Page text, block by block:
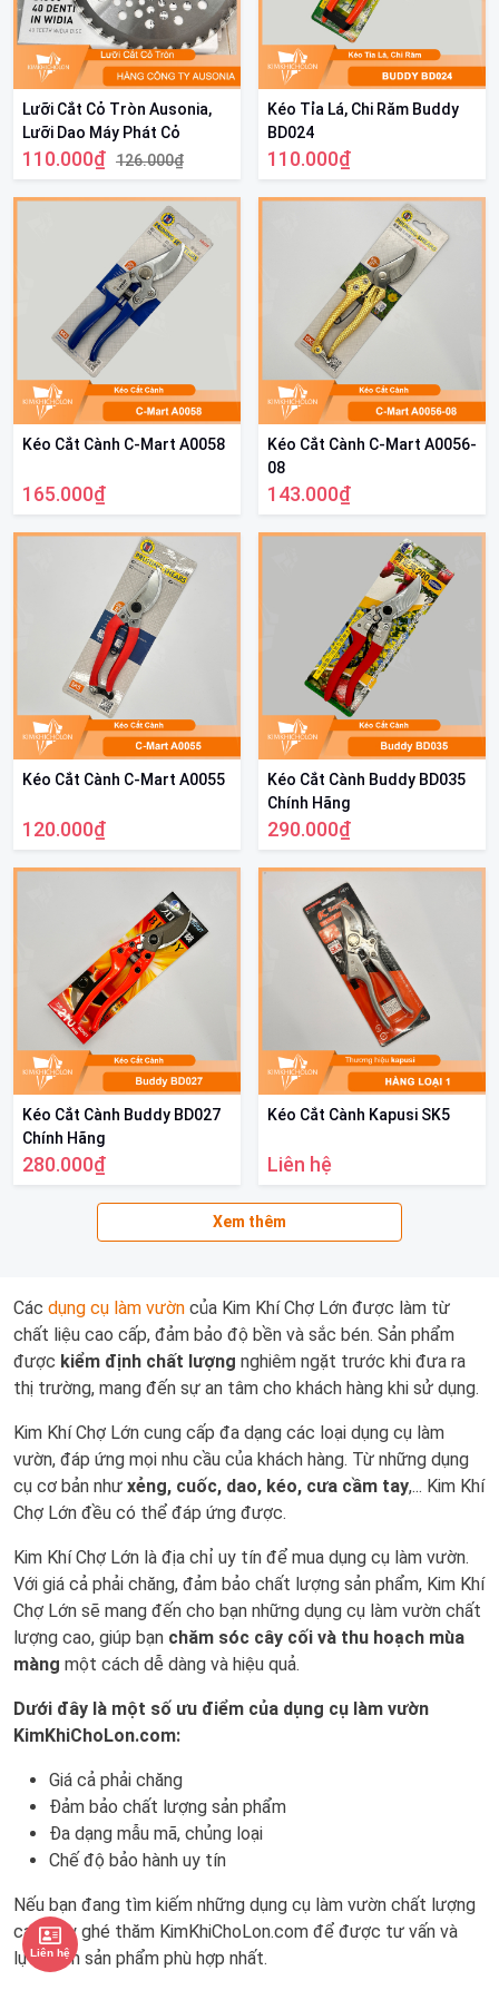
Lưỡi Cắt Cỏ Tròn Ausonia,
Lưỡi Dao Máy Phát Cỏ
110.000₫ 126.000₫
Kéo Tỉa Lá, Chi Răm Buddy
BD024
110.000₫
Kéo Cắt Cành C-Mart A0058
165.000₫
Kéo Cắt Cành C-Mart A0056-
08
143.000₫
Kéo Cắt Cành C-Mart A0055
120.000₫
Kéo Cắt Cành Buddy BD035
Chính Hãng
290.000₫
Kéo Cắt Cành Buddy BD027
Chính Hãng
280.000₫
Kéo Cắt Cành Kapusi SK5
Liên hệ
Xem thêm
Các dụng cụ làm vườn của Kim Khí Chợ Lớn được làm từ
chất liệu cao cấp, đảm bảo độ bền và sắc bén. Sản phẩm
được kiểm định chất lượng nghiêm ngặt trước khi đưa ra
thị trường, mang đến sự an tâm cho khách hàng khi sử dụng.
Kim Khí Chợ Lớn cung cấp đa dạng các loại dụng cụ làm
vườn, đáp ứng mọi nhu cầu của khách hàng. Từ những dụng
cụ cơ bản như xẻng, cuốc, dao, kéo, cưa cầm tay,... Kim Khí
Chợ Lớn đều có thể đáp ứng được.
Kim Khí Chợ Lớn là địa chỉ uy tín để mua dụng cụ làm vườn.
Với giá cả phải chăng, đảm bảo chất lượng sản phẩm, Kim Khí
Chợ Lớn sẽ mang đến cho bạn những dụng cụ làm vườn chất
lượng cao, giúp bạn chăm sóc cây cối và thu hoạch mùa
màng một cách dễ dàng và hiệu quả.
Dưới đây là một số ưu điểm của dụng cụ làm vườn
KimKhiChoLon.com:
Giá cả phải chăng
Đảm bảo chất lượng sản phẩm
Đa dạng mẫu mã, chủng loại
Chế độ bảo hành uy tín
Nếu bạn đang tìm kiếm những dụng cụ làm vườn chất lượng
cao, hãy ghé thăm KimKhiChoLon.com để được tư vấn và
lựa chọn sản phẩm phù hợp nhất.
Liên hệ